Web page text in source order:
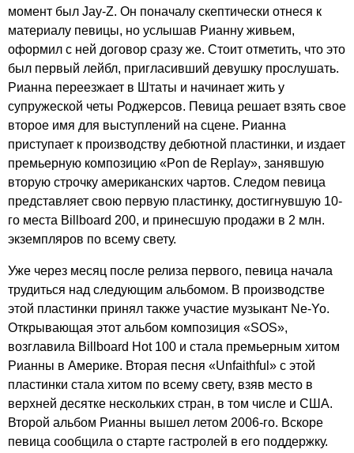
момент был Jay-Z. Он поначалу скептически отнеся к
материалу певицы, но услышав Рианну живьем,
оформил с ней договор сразу же. Стоит отметить, что это
был первый лейбл, пригласивший девушку прослушать.
Рианна переезжает в Штаты и начинает жить у
супружеской четы Роджерсов. Певица решает взять свое
второе имя для выступлений на сцене. Рианна
приступает к производству дебютной пластинки, и издает
премьерную композицию «Pon de Replay», занявшую
вторую строчку американских чартов. Следом певица
представляет свою первую пластинку, достигнувшую 10-
го места Billboard 200, и принесшую продажи в 2 млн.
экземпляров по всему свету.
Уже через месяц после релиза первого, певица начала
трудиться над следующим альбомом. В производстве
этой пластинки принял также участие музыкант Ne-Yo.
Открывающая этот альбом композиция «SOS»,
возглавила Billboard Hot100 и стала премьерным хитом
Рианны в Америке. Вторая песня «Unfaithful » с этой
пластинки стала хитом по всему свету, взяв место в
верхней десятке нескольких стран, в том числе и США.
Второй альбом Рианны вышел летом 2006-го. Вскоре
певица сообщила о старте гастролей в его поддержку.